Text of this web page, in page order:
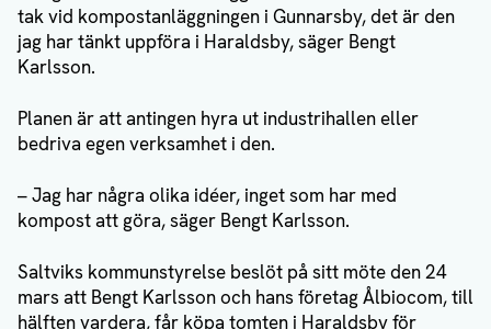
tak vid kompostanläggningen i Gunnarsby, det är den
jag har tänkt uppföra i Haraldsby, säger Bengt
Karlsson.
Planen är att antingen hyra ut industrihallen eller
bedriva egen verksamhet i den.
– Jag har några olika idéer, inget som har med
kompost att göra, säger Bengt Karlsson.
Saltviks kommunstyrelse beslöt på sitt möte den 24
mars att Bengt Karlsson och hans företag Ålbiocom, till
hälften vardera, får köpa tomten i Haraldsby för